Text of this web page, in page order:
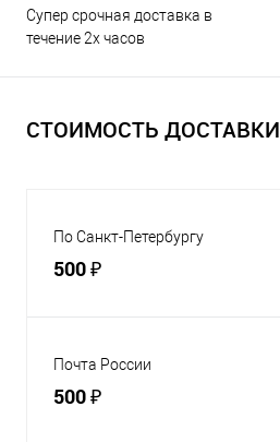
Супер срочная доставка в
течение 2х часов
СТОИМОСТЬ ДОСТАВКИ
По Санкт-Петербургу
500 ₽
Почта России
500 ₽